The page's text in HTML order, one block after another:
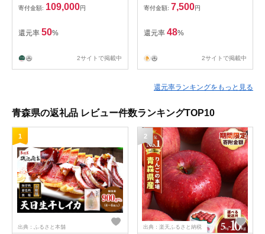
寄付金額: 109,000円
還元率 50%
2サイトで掲載中
寄付金額: 7,500円
還元率 48%
2サイトで掲載中
還元率ランキングをもっと見る
青森県の返礼品 レビュー件数ランキングTOP10
1
出典：ふるさと本舗
2
出典：楽天ふるさと納税